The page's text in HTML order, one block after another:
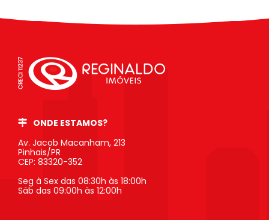
ONDE ESTAMOS?
Av. Jacob Macanham, 213
Pinhais/PR
CEP: 83320-352
Seg à Sex das 08:30h às 18:00h
Sáb das 09:00h às 12:00h